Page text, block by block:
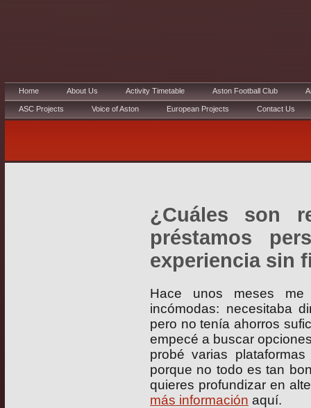
Home About Us Activity Timetable Aston Football Club
ASC Projects Voice of Aston European Projects Contact Us
¿Cuáles son
préstamos
experiencia sin
Hace unos meses
incómodas: necesitaba
pero no tenía ahorros
empecé a buscar
probé varias
porque no todo es tan
quieres profundizar en
más información aquí.